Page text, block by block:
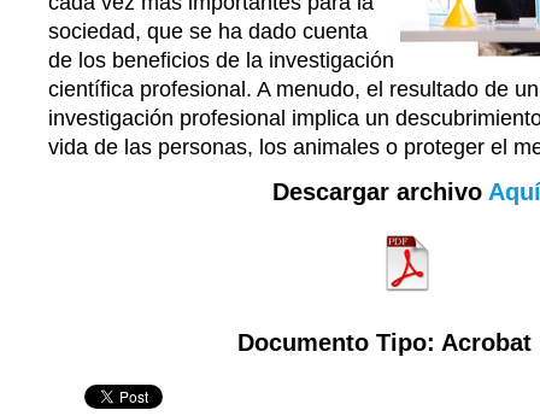
sociedad, que se ha dado cuenta
de los beneficios de la investigación
científica profesional. A menudo, el resultado de
investigación profesional implica un
vida de las personas, los animales o proteger el
Descargar archivo Aquí
Documento Tipo: Acrobat